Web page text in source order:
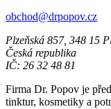
obchod@drpopov.cz
Plzeňská 857, 348 15
Česká republika
IČ: 26 32 48 81
Firma Dr. Popov je
tinktur, kosmetiky a